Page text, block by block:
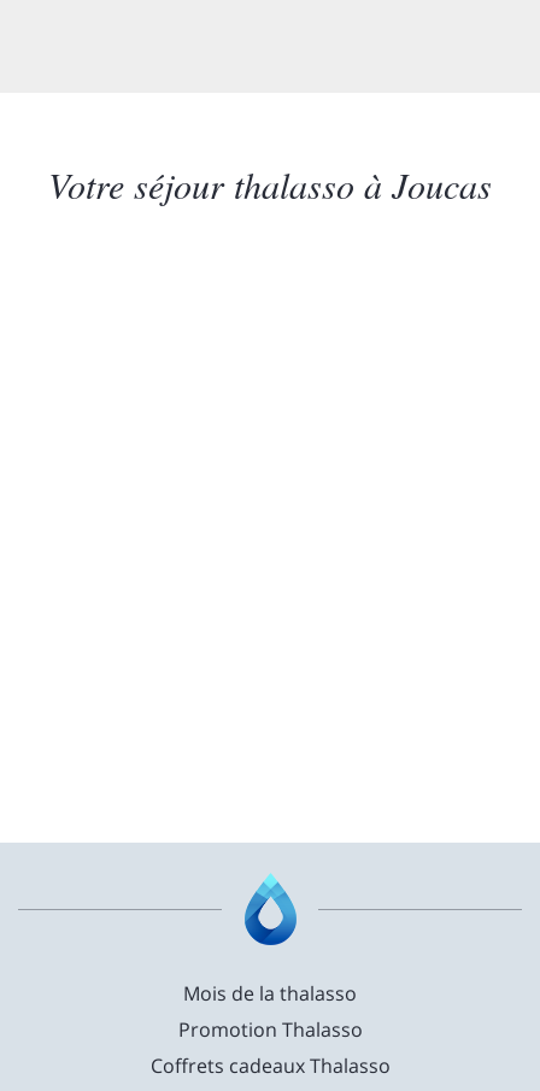
Votre séjour thalasso à Joucas
Mois de la thalasso
Promotion Thalasso
Coffrets cadeaux Thalasso